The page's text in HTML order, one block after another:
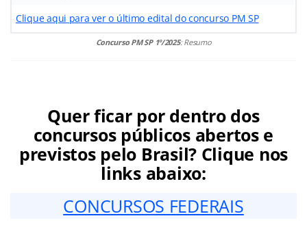
Clique aqui para ver o último edital do concurso PM SP
Concurso PM SP 1º/2025: Resumo
Quer ficar por dentro dos
concursos públicos abertos e
previstos pelo Brasil? Clique nos
links abaixo:
CONCURSOS FEDERAIS